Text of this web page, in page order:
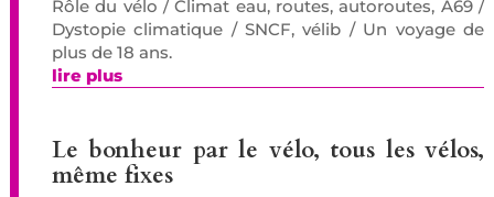
Rôle du vélo / Climat eau, routes, autoroutes, A69 /
Dystopie climatique / SNCF, vélib / Un voyage de
plus de 18 ans.
lire plus
Le bonheur par le vélo, tous les vélos,
même fixes